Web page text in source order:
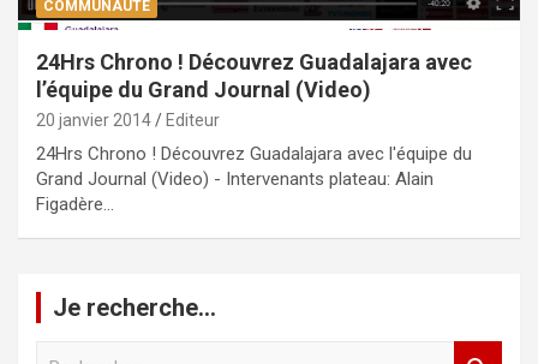
COMMUNAUTÉ
24Hrs Chrono ! Découvrez Guadalajara avec
l’équipe du Grand Journal (Video)
20 janvier 2014 Editeur
24Hrs Chrono ! Découvrez Guadalajara avec l'équipe du
Grand Journal (Video) - Intervenants plateau: Alain
Figadère…
Je recherche…